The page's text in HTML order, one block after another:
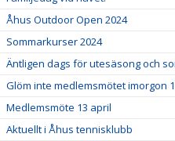
Åhus Outdoor Open 2024
Sommarkurser 2024
Äntligen dags för utesäsong och
Glöm inte medlemsmötet imorgon
Medlemsmöte 13 april
Aktuellt i Åhus tennisklubb